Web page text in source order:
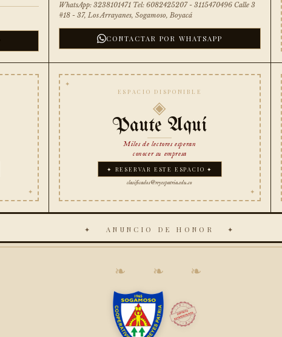
WhatsApp: 3238101471 Tel: 6082425207 - 3115470496 Calle 3
#18 - 37, Los Arrayanes, Sogamoso, Boyacá
CONTACTAR POR WHATSAPP
ESPACIO DISPONIBLE
◈
Paute Aquí
Miles de lectores esperan
conocer su empresa
✦ RESERVAR ESTE ESPACIO ✦
clasificados@reyespatria.edu.co
✦ ANUNCIO DE HONOR ✦
❧ ❧ ❧